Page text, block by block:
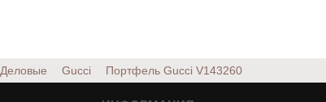
Деловые Gucci Портфель Gucci V143260